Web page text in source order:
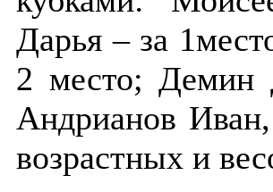
Дарья – за
2 место; Демин
Андрианов
возрастных и